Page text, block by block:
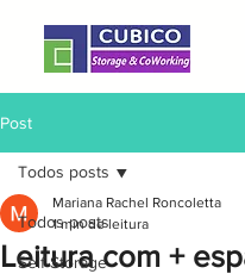
Post
Todos posts
Self Storage
Todos posts
Leitura com +
Mariana Rachel Roncoletta
1 min de leitura